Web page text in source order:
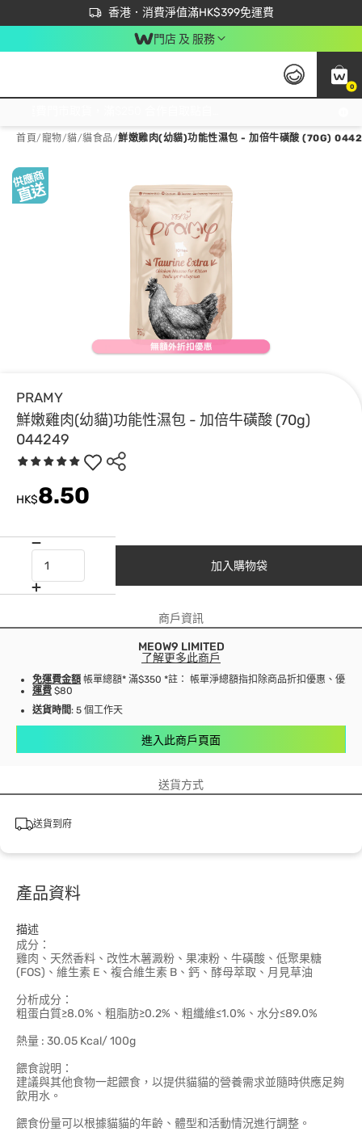
香港．消費淨值滿HK$399免運費
立即成為易賞錢會員盡享獨家優惠
首次APP下單買滿$450 輸入 NEWAPP 即減$50
門店 及 服務
0
首頁/寵物/貓/貓食品/鮮嫩雞肉(幼貓)功能性濕包 - 加倍牛磺酸 (70G)
PRAMY
鮮嫩雞肉(幼貓)功能性濕包 - 加倍牛磺酸 (70g)
044249
HK$8.50
加入購物袋
商戶資訊
MEOW9 LIMITED
了解更多此商戶
免運費金額 帳單總額* 滿$350 *註： 帳單淨總額指扣除商品折扣優惠、優惠
運費 $80
送貨時間: 5 個工作天
進入此商戶頁面
送貨方式
送貨到府
產品資料
描述
成分：
雞肉、天然香料、改性木薯澱粉、果凍粉、牛磺酸、低聚果糖
(FOS)、維生素 E、複合維生素 B、鈣、酵母萃取、月見草油
分析成分：
粗蛋白質≥8.0%、粗脂肪≥0.2%、粗纖維≤1.0%、水分≤89.0%
熱量 : 30.05 Kcal/ 100g
餵食說明：
建議與其他食物一起餵食，以提供貓貓的營養需求並隨時供應足夠
飲用水。
餵食份量可以根據貓貓的年齡、體型和活動情況進行調整。